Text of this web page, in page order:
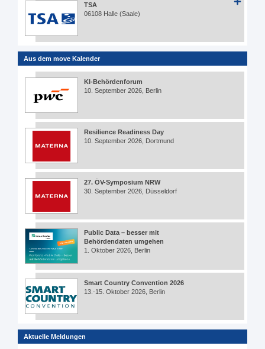
TSA
06108 Halle (Saale)
Aus dem move Kalender
KI-Behördenforum
10. September 2026, Berlin
Resilience Readiness Day
10. September 2026, Dortmund
27. ÖV-Symposium NRW
30. September 2026, Düsseldorf
Public Data – besser mit
Behördendaten umgehen
1. Oktober 2026, Berlin
Smart Country Convention 2026
13.-15. Oktober 2026, Berlin
Aktuelle Meldungen